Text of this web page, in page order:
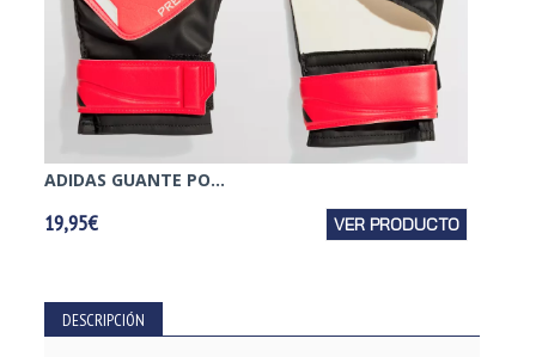
ADIDAS GUANTE PO...
19,95€ VER PRODUCTO
DESCRIPCIÓN